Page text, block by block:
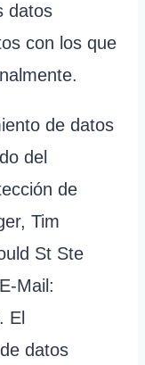
datos
con los que
de datos
del
de
Tim
St Ste
Mail:
El
datos